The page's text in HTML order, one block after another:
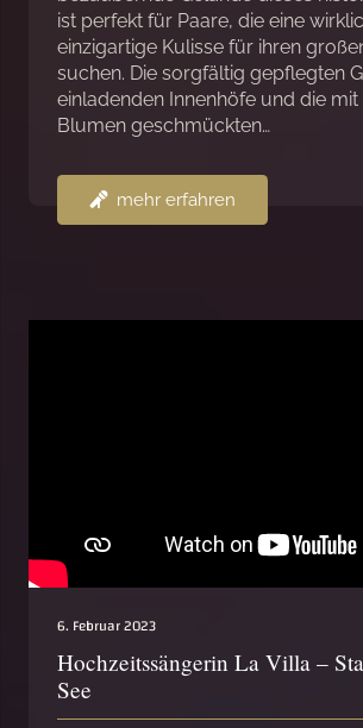
ist perfekt für Paare, die eine
einzigartige Kulisse für ihren
suchen. Die sorgfältig gepflegten
einladenden Innenhöfe und die
Blumen geschmückten…
mehr erfahren
6. Februar 2023
Hochzeitssängerin La Villa –
See